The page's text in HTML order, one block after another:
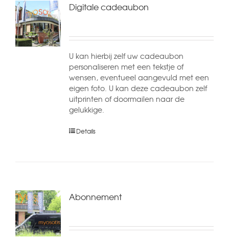
Digitale cadeaubon
U kan hierbij zelf uw cadeaubon
personaliseren met een tekstje of
wensen, eventueel aangevuld met een
eigen foto. U kan deze cadeaubon zelf
uitprinten of doormailen naar de
gelukkige.
Details
Abonnement